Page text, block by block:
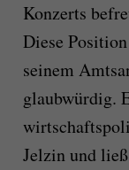
Konzerts
Diese
seinem
glaubwürdig.
Jelzin und